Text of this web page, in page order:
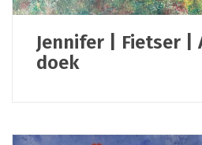
Jennifer | Fietser |
doek